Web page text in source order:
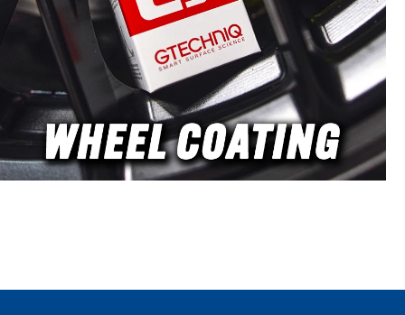
Shampoing pour bébé
Johnson's Original Bouteille
économique de 750 ml avec
distributeur Dose habituelle :
10 ml pour 1 litre d'eau
Neutre en pH, donc
respectueux des matériaux
En tant que distribution
officielle Profilm pour
l'Allemagne et l'Autriche,
nous proposons ce produit
pour offrir à nos clients la